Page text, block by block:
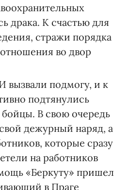
драка. К счастью для
стражи порядка
во двор
вызвали подмогу, и к
подтянулись
В свою очередь
дежурный наряд, а
которые сразу
на работников
«Беркуту» пришел
в Праге